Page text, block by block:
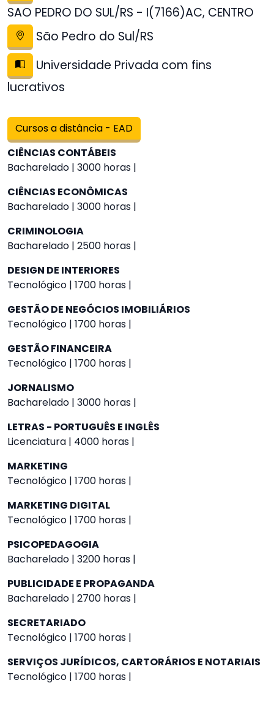
SAO PEDRO DO SUL/RS - I(7166)AC, CENTRO
São Pedro do Sul/RS
Universidade Privada com fins
lucrativos
Cursos a distância - EAD
CIÊNCIAS CONTÁBEIS
Bacharelado | 3000 horas |
CIÊNCIAS ECONÔMICAS
Bacharelado | 3000 horas |
CRIMINOLOGIA
Bacharelado | 2500 horas |
DESIGN DE INTERIORES
Tecnológico | 1700 horas |
GESTÃO DE NEGÓCIOS IMOBILIÁRIOS
Tecnológico | 1700 horas |
GESTÃO FINANCEIRA
Tecnológico | 1700 horas |
JORNALISMO
Bacharelado | 3000 horas |
LETRAS - PORTUGUÊS E INGLÊS
Licenciatura | 4000 horas |
MARKETING
Tecnológico | 1700 horas |
MARKETING DIGITAL
Tecnológico | 1700 horas |
PSICOPEDAGOGIA
Bacharelado | 3200 horas |
PUBLICIDADE E PROPAGANDA
Bacharelado | 2700 horas |
SECRETARIADO
Tecnológico | 1700 horas |
SERVIÇOS JURÍDICOS, CARTORÁRIOS E NOTARIAIS
Tecnológico | 1700 horas |